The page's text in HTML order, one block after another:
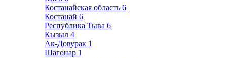
Костанайская область 6
Костанай 6
Республика Тыва 6
Кызыл 4
Ак-Довурак 1
Шагонар 1